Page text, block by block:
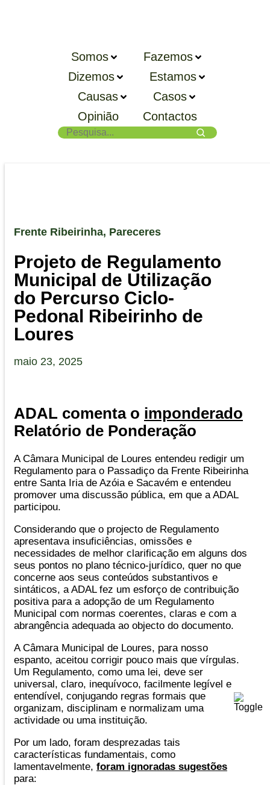
Somos
Fazemos
Dizemos
Estamos
Causas
Casos
Opinião
Contactos
Frente Ribeirinha, Pareceres
Projeto de Regulamento
Municipal de Utilização
do Percurso Ciclo-
Pedonal Ribeirinho de
Loures
maio 23, 2025
ADAL comenta o imponderado
Relatório de Ponderação
A Câmara Municipal de Loures entendeu redigir um
Regulamento para o Passadiço da Frente Ribeirinha
entre Santa Iria de Azóia e Sacavém e entendeu
promover uma discussão pública, em que a ADAL
participou.
Considerando que o projecto de Regulamento
apresentava insuficiências, omissões e
necessidades de melhor clarificação em alguns dos
seus pontos no plano técnico-jurídico, quer no que
concerne aos seus conteúdos substantivos e
sintáticos, a ADAL fez um esforço de contribuição
positiva para a adopção de um Regulamento
Municipal com normas coerentes, claras e com a
abrangência adequada ao objecto do documento.
A Câmara Municipal de Loures, para nosso
espanto, aceitou corrigir pouco mais que vírgulas.
Um Regulamento, como uma lei, deve ser
universal, claro, inequívoco, facilmente legível e
entendível, conjugando regras formais que
organizam, disciplinam e normalizam uma
actividade ou uma instituição.
Por um lado, foram desprezadas tais
características fundamentais, como
lamentavelmente, foram ignoradas sugestões
para: